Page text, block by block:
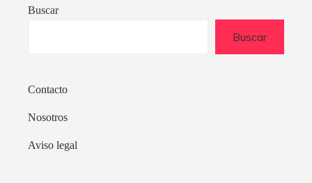
Buscar
Buscar
Contacto
Nosotros
Aviso legal